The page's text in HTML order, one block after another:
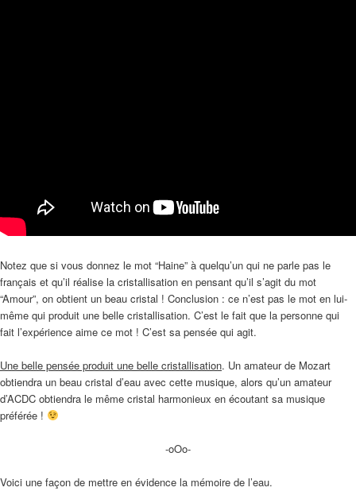
Notez que si vous donnez le mot “Haine” à quelqu’un qui ne parle pas le
français et qu’il réalise la cristallisation en pensant qu’il s’agit du mot
“Amour”, on obtient un beau cristal ! Conclusion : ce n’est pas le mot en lui-
même qui produit une belle cristallisation. C’est le fait que la personne qui
fait l’expérience aime ce mot ! C’est sa pensée qui agit.
Une belle pensée produit une belle cristallisation. Un amateur de Mozart
obtiendra un beau cristal d’eau avec cette musique, alors qu’un amateur
d’ACDC obtiendra le même cristal harmonieux en écoutant sa musique
préférée !
-oOo-
Voici une façon de mettre en évidence la mémoire de l’eau.